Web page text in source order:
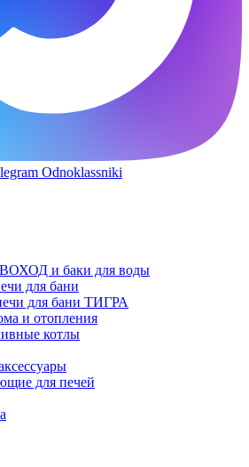
Odnoklassniki
и баки для воды
для бани
для бани ТИГРА
и отопления
котлы
для печей